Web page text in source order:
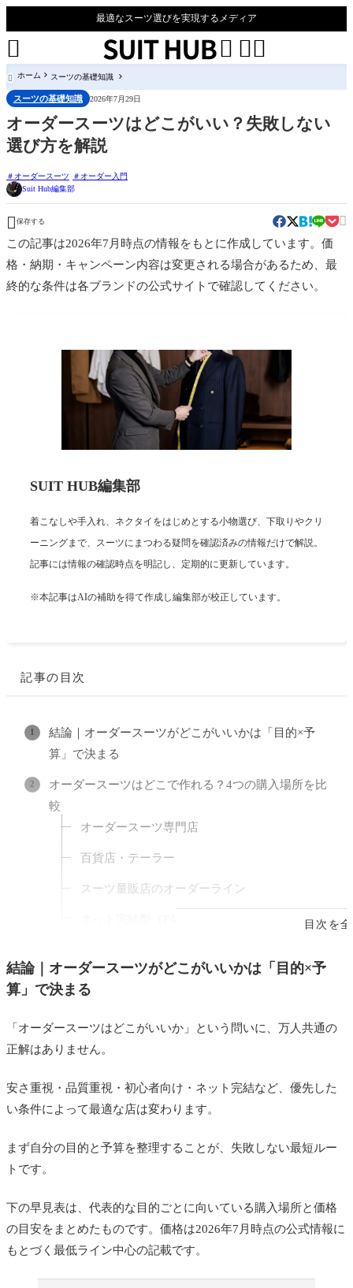
最適なスーツ選びを実現するメディア
 

 ホーム スーツの基礎知識
スーツの基礎知識 2026年7月29日
オーダースーツはどこがいい？失敗しない
選び方を解説
オーダースーツ
オーダー入門
Suit Hub編集部
 保存する 
この記事は2026年7月時点の情報をもとに作成しています。価
格・納期・キャンペーン内容は変更される場合があるため、最
終的な条件は各ブランドの公式サイトで確認してください。
SUIT HUB編集部
着こなしや手入れ、ネクタイをはじめとする小物選び、下取りやクリ
ーニングまで、スーツにまつわる疑問を確認済みの情報だけで解説。
記事には情報の確認時点を明記し、定期的に更新しています。
※本記事はAIの補助を得て作成し編集部が校正しています。
記事の目次
目次を
結論｜オーダースーツがどこがいいかは「目的×予
算」で決まる
オーダースーツはどこで作れる？4つの購入場所を比
較
オーダースーツ専門店
百貨店・テーラー
スーツ量販店のオーダーライン
ネット完結型（FABRIC TOKYO・SUIT YA等）
価格帯と予算
納期
オプションの自由度
口コミ・評判
ー／フル）
【目的別】どこがいい？おすすめブランド
安さ重視なら
結論｜オーダースーツがどこがいいかは「目的×予
算」で決まる
「オーダースーツはどこがいいか」という問いに、万人共通の
正解はありません。
安さ重視・品質重視・初心者向け・ネット完結など、優先した
い条件によって最適な店は変わります。
まず自分の目的と予算を整理することが、失敗しない最短ルー
トです。
下の早見表は、代表的な目的ごとに向いている購入場所と価格
の目安をまとめたものです。価格は2026年7月時点の公式情報に
もとづく最低ライン中心の記載です。